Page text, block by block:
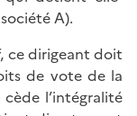
A).
ce dirigeant doit
de vote de la
l’intégralité